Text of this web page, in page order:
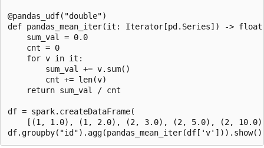
@pandas_udf("double")
def pandas_mean_iter(it: Iterator[pd.Series]) ->
    sum_val = 0.0
    cnt = 0
    for v in it:
        sum_val += v.sum()
        cnt += len(v)
    return sum_val / cnt
df = spark.createDataFrame(
[(1, 1.0), (1, 2.0), (2, 3.0), (2, 5.0), (2,